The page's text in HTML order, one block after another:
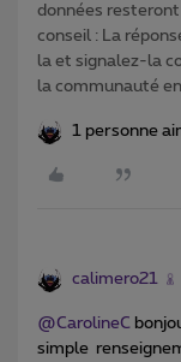
données
conseil : La
la et signalez-la
la communauté
1 personne
calimero21
@CarolineC
simple